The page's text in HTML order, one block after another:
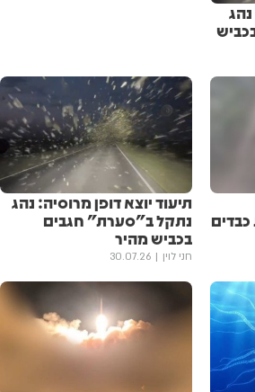
כבדים
תיעוד יוצא דופן מרוסיה: נהג
נתקל ב"סערת" חגבים
בכביש מהיר
חני לוין 30.07.26